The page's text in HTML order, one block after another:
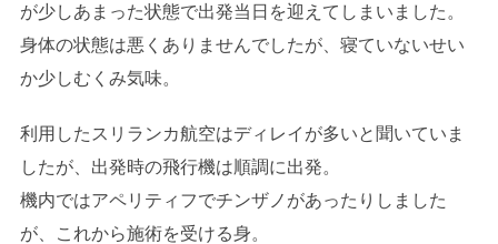
が少しあまった状態で出発当日を迎えてしまいました。
身体の状態は悪くありませんでしたが、寝ていないせい
か少しむくみ気味。
利用したスリランカ航空はディレイが多いと聞いていま
したが、出発時の飛行機は順調に出発。
機内ではアペリティフでチンザノがあったりしました
が、これから施術を受ける身。